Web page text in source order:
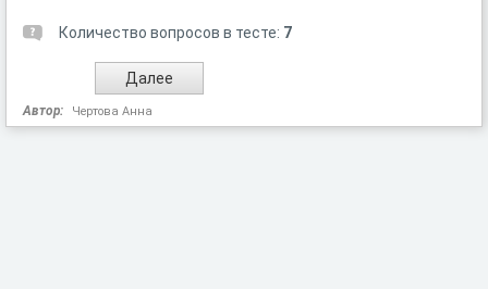
Количество вопросов в тесте: 7
Автор: Чертова Анна